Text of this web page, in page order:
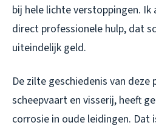
bij hele lichte verstoppingen.
direct professionele hulp, dat
uiteindelijk geld.
De zilte geschiedenis van deze
scheepvaart en visserij, heeft
corrosie in oude leidingen. Dat